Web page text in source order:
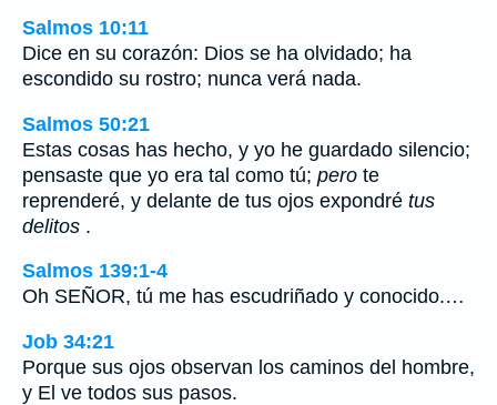
Salmos 10:11
Dice en su corazón: Dios se ha olvidado; ha
escondido su rostro; nunca verá nada.
Salmos 50:21
Estas cosas has hecho, y yo he guardado silencio;
pensaste que yo era tal como tú; pero te
reprenderé, y delante de tus ojos expondré tus
delitos .
Salmos 139:1-4
Oh SEÑOR, tú me has escudriñado y conocido.…
Job 34:21
Porque sus ojos observan los caminos del hombre,
y El ve todos sus pasos.